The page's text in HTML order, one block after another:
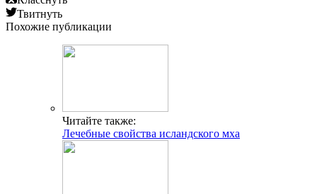
Твитнуть
Похожие публикации
Читайте также:
Лечебные свойства исландского мха